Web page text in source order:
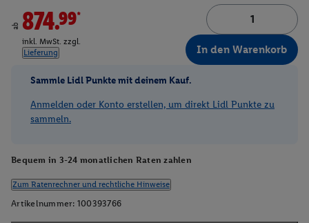
ab 874.99*
inkl. MwSt. zzgl.
Lieferung
In den Warenkorb
Sammle Lidl Punkte mit deinem Kauf.
Anmelden oder Konto erstellen, um direkt Lidl Punkte zu
sammeln.
Bequem in 3-24 monatlichen Raten zahlen
Zum Ratenrechner und rechtliche Hinweise
Artikelnummer: 100393766